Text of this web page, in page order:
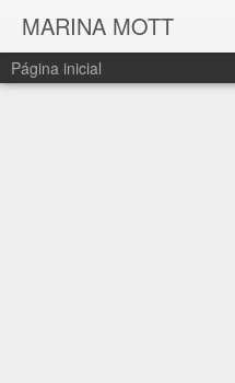
MARINA MOTT
Página inicial